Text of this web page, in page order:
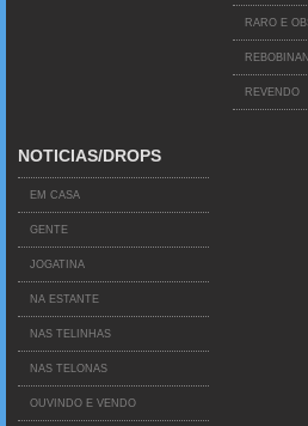
RARO E
REVENDO
NOTICIAS/DROPS
EM CASA
GENTE
JOGATINA
NA ESTANTE
NAS TELINHAS
NAS TELONAS
OUVINDO E VENDO